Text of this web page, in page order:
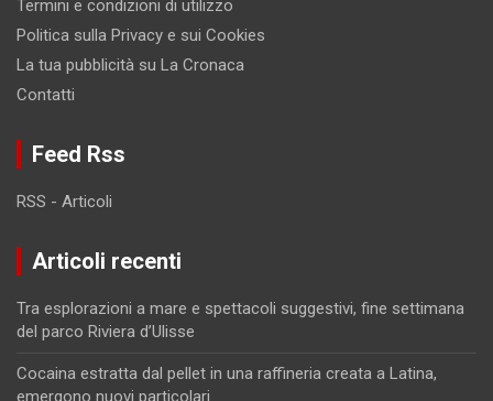
Termini e condizioni di utilizzo
Politica sulla Privacy e sui Cookies
La tua pubblicità su La Cronaca
Contatti
Feed Rss
RSS - Articoli
Articoli recenti
Tra esplorazioni a mare e spettacoli suggestivi, fine settimana
del parco Riviera d’Ulisse
Cocaina estratta dal pellet in una raffineria creata a Latina,
emergono nuovi particolari